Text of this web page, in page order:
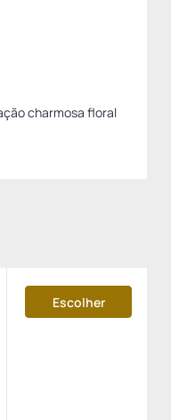
charmosa floral
Escolher